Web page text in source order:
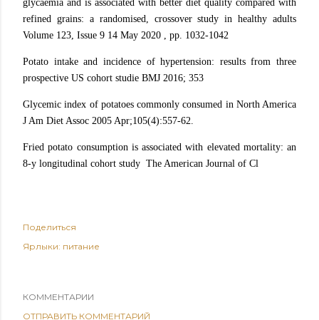
glycaemia and is associated with better diet quality compared with
refined grains: a randomised, crossover study in healthy adults
Volume 123, Issue 9 14 May 2020 , pp. 1032-1042
Potato intake and incidence of hypertension: results from three
prospective US cohort studie BMJ 2016; 353
Glycemic index of potatoes commonly consumed in North America
J Am Diet Assoc 2005 Apr;105(4):557-62.
Fried potato consumption is associated with elevated mortality: an
8-y longitudinal cohort study The American Journal of Cl
Поделиться
Ярлыки: питание
КОММЕНТАРИИ
ОТПРАВИТЬ КОММЕНТАРИЙ